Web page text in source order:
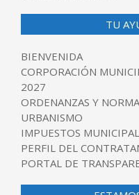
TU
BIENVENIDA
CORPORACIÓN
2027
ORDENANZAS Y
URBANISMO
IMPUESTOS
PERFIL DEL
PORTAL DE